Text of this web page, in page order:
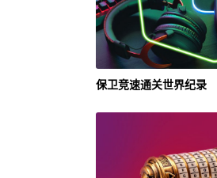
保卫竞速通关世界纪录